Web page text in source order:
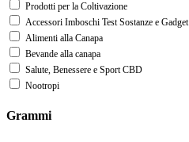
Prodotti per la Coltivazione
Accessori Imboschi Test Sostanze e Gadget
Alimenti alla Canapa
Bevande alla canapa
Salute, Benessere e Sport CBD
Nootropi
Grammi